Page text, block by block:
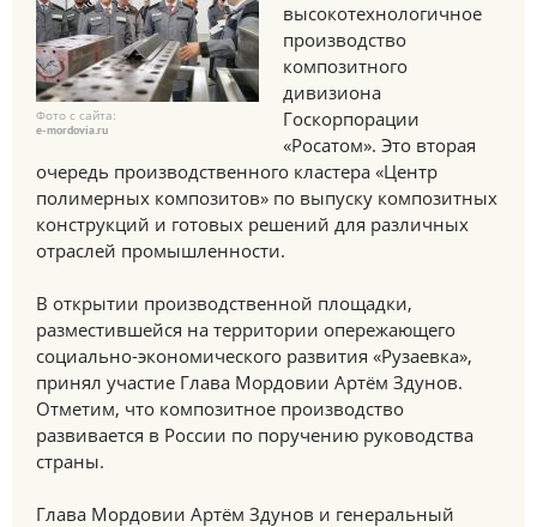
Фото с сайта:
e-mordovia.ru
высокотехнологичное
производство
композитного
дивизиона
Госкорпорации
«Росатом». Это вторая
очередь производственного кластера «Центр
полимерных композитов» по выпуску композитных
конструкций и готовых решений для различных
отраслей промышленности.
В открытии производственной площадки,
разместившейся на территории опережающего
социально-экономического развития «Рузаевка»,
принял участие Глава Мордовии Артём Здунов.
Отметим, что композитное производство
развивается в России по поручению руководства
страны.
Глава Мордовии Артём Здунов и генеральный